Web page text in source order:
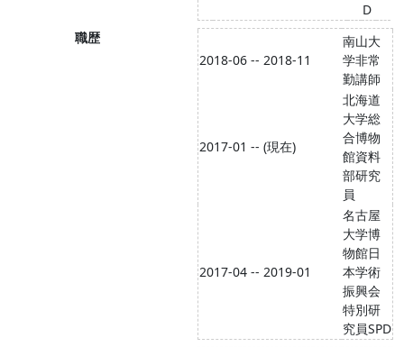
D
職歴
2018-06 -- 2018-11
南山大
学非常
勤講師
2017-01 -- (現在)
北海道
大学総
合博物
館資料
部研究
員
2017-04 -- 2019-01
名古屋
大学博
物館日
本学術
振興会
特別研
究員SPD